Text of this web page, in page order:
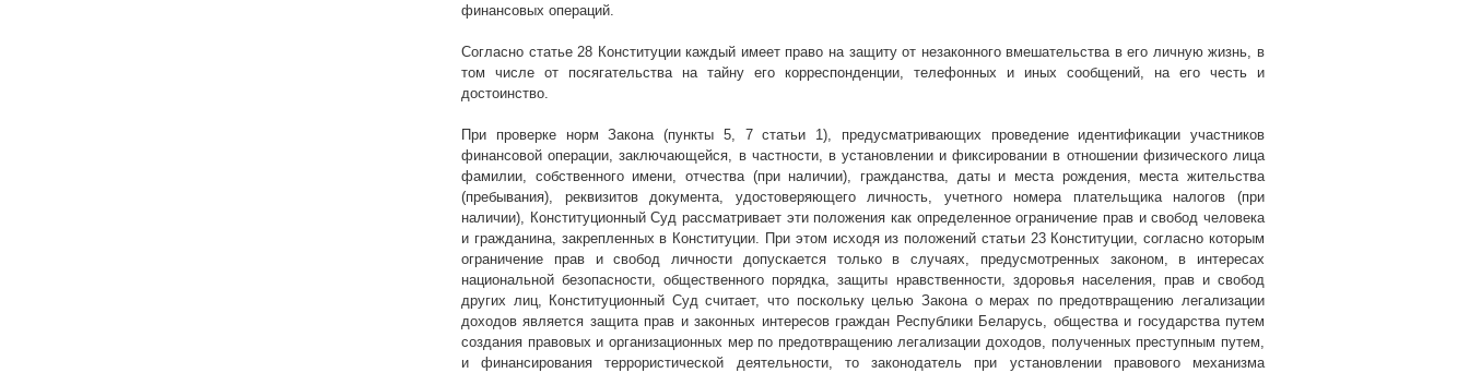
финансовых операций.
Согласно статье 28 Конституции каждый имеет право на защиту от незаконного вмешательства в его личную жизнь, в
том числе от посягательства на тайну его корреспонденции, телефонных и иных сообщений, на его честь и
достоинство.
При проверке норм Закона (пункты 5, 7 статьи 1), предусматривающих проведение идентификации участников
финансовой операции, заключающейся, в частности, в установлении и фиксировании в отношении физического лица
фамилии, собственного имени, отчества (при наличии), гражданства, даты и места рождения, места жительства
(пребывания), реквизитов документа, удостоверяющего личность, учетного номера плательщика налогов (при
наличии), Конституционный Суд рассматривает эти положения как определенное ограничение прав и свобод человека
и гражданина, закрепленных в Конституции. При этом исходя из положений статьи 23 Конституции, согласно которым
ограничение прав и свобод личности допускается только в случаях, предусмотренных законом, в интересах
национальной безопасности, общественного порядка, защиты нравственности, здоровья населения, прав и свобод
других лиц, Конституционный Суд считает, что поскольку целью Закона о мерах по предотвращению легализации
доходовявляется защита прав и законных интересов граждан Республики Беларусь, общества и государства путем
создания правовых и организационных мер по предотвращению легализации доходов, полученных преступным путем,
и финансирования террористической деятельности, то законодатель при установлении правового механизма